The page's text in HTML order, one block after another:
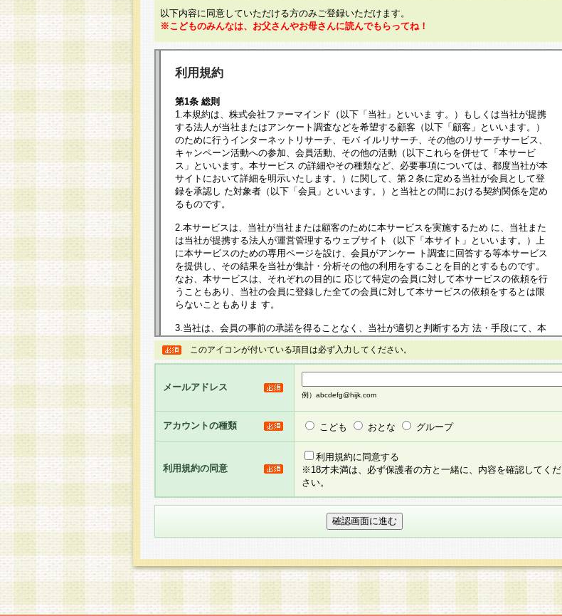
以下内容に同意していただける方のみご登録いただけます。
※こどものみんなは、お父さんやお母さんに読んでもらってね！
利用規約
第1条 総則
1.本規約は、株式会社ファーマインド（以下「当社」といいま す。）もしくは当社が提携
する法人が当社またはアンケート調査などを希望する顧客（以下「顧客」といいます。）
のために行うインターネットリサーチ、モバ イルリサーチ、その他のリサーチサービス、
キャンペーン活動への参加、会員活動、その他の活動（以下これらを併せて「本サービ
ス」といいます。本サービス の詳細やその種類など、必要事項については、都度当社が本
サイトにおいて詳細を明示いたします。）に関して、第２条に定める当社が会員として登
録を承認し た対象者（以下「会員」といいます。）と当社との間における契約関係を定め
るものです。
2.本サービスは、当社が当社または顧客のために本サービスを実施するため に、当社また
は当社が提携する法人が運営管理するウェブサイト（以下「本サイト」といいます。）上
に本サービスのための専用ページを設け、会員がアンケー ト調査に回答する等本サービス
を提供し、その結果を当社が集計・分析その他の利用をすることを目的とするものです。
なお、本サービスは、それぞれの目的に 応じて特定の会員に対して本サービスの依頼を行
うこともあり、当社の会員に登録した全ての会員に対して本サービスの依頼をするとは限
らないこともありま す。
3.当社は、会員の事前の承諾を得ることなく、当社が適切と判断する方 法・手段にて、本
規約を任意に制定、変更または修正することができるものとします。改定後の本規約等
は、本規約においては本サイトに掲示したときに、その 他の諸規定については、会員に対
して告知の案内を配信または本サイトに掲示したときのいずれか早い時期をもってその効
るものとします。
5.当社がお聞きする個人情報は、すべて会員登録希望者の自由な意思で提 供いただいたも
のと考えております。従って、会員登録希望者が自らの個人情報の提供を希望されない場
合には、当社はその個人情報をお預かりいたしません が、提供されないことによって、当
社の取扱商品やサービス等をご利用いただけない場合がありますことを予めご了承くださ
い。
6.当社は、お客様から当社が保有している個人情報の開示・訂正・追加・ 利用停止等を求
められた場合には、ご本人様であることが当社にて確認できた場合に限り、法令に準拠し
せ先となります。
第2条 会員の資格
1.会員とは、本規約等を承諾のうえ、当社所定の登録手続きを全て完了し、当社が承認した
このアイコンが付いている項目は必ず入力してください。
メールアドレス
例）abcdefg@hijk.com
アカウントの種類 こども おとな グループ
利用規約の同意
利用規約に同意する
※18才未満は、必ず保護者の方と一緒に、内容を確認してくだ
さい。